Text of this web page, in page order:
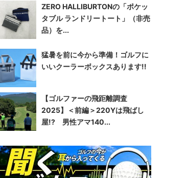
ZERO HALLIBURTONの「ポケッ
タブル ランドリートート」（非売
品）を...
猛暑を前に今から準備！ゴルフに
いいクーラーボックスあります!!
【ゴルファーの飛距離調査
2025】＜前編＞220Yは飛ばし
屋!? 男性アマ140...